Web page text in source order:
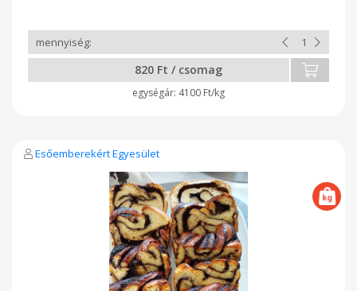
820 Ft / csomag
4100 Ft/kg
Esőemberekért Egyesület